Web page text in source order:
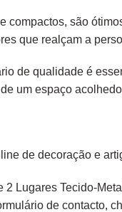
compactos, são
que realçam a
de qualidade é
um espaço
de decoração e
2 Lugares Tecido-
de contacto,